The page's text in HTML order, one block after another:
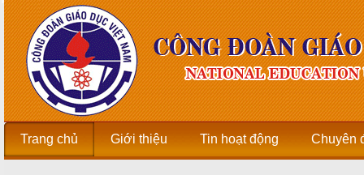
Trang chủ Giới thiệu Tin hoạt động Chuyên